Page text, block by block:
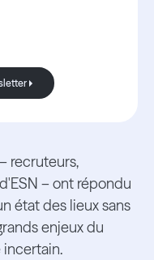
à la newsletter
recruteurs,
– ont répondu
état des lieux sans
enjeux du